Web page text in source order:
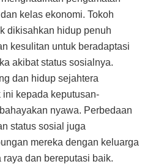
kelas ekonomi. Tokoh
dikisahkan hidup penuh
kesulitan untuk beradaptasi
akibat status sosialnya.
dan hidup sejahtera
kepada keputusan-
nyawa. Perbedaan
status sosial juga
mereka dengan keluarga
dan bereputasi baik.